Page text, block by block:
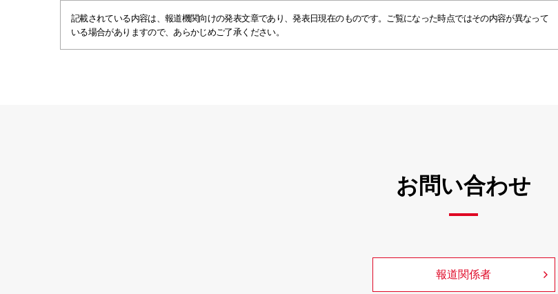
記載されている内容は、報道機関向けの発表文章であり、発表日現在のものです。ご覧になった時点ではその内容が異なって
いる場合がありますので、あらかじめご了承ください。
お問い合わせ
報道関係者